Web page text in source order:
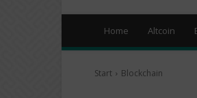
Home Altcoin
Start Blockchain